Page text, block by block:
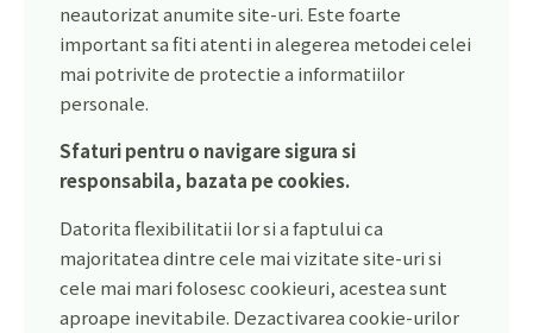
neautorizat anumite site-uri. Este foarte
important sa fiti atenti in alegerea metodei celei
mai potrivite de protectie a informatiilor
personale.
Sfaturi pentru o navigare sigura si
responsabila, bazata pe cookies.
Datorita flexibilitatii lor si a faptului ca
majoritatea dintre cele mai vizitate site-uri si
cele mai mari folosesc cookieuri, acestea sunt
aproape inevitabile. Dezactivarea cookie-urilor